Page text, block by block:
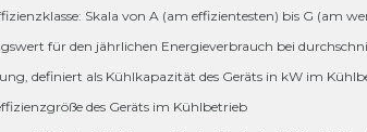
Skala von A (am effizientesten) bis G (am
für den jährlichen Energieverbrauch bei
definiert als Kühlkapazität des Geräts in kW im
des Geräts im Kühlbetrieb